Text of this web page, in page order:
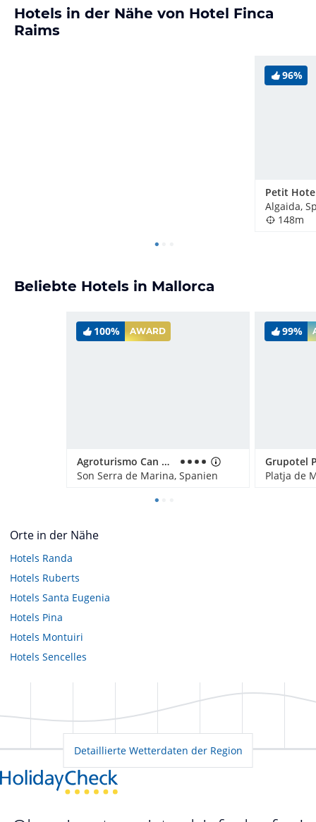
Hotels in der Nähe von Hotel Finca
Raims
96%
Petit
Algaida,
148m
Beliebte Hotels in Mallorca
100% AWARD
Agroturismo Can Pere Rei
Son Serra de Marina, Spanien
99%
Orte in der Nähe
Hotels Randa
Hotels Ruberts
Hotels Santa Eugenia
Hotels Pina
Hotels Montuiri
Hotels Sencelles
Detaillierte Wetterdaten der Region